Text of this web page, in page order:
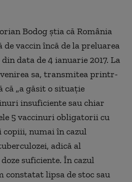
Bodog ştia că România
de vaccin încă de la preluarea
data de 4 ianuarie 2017. La
sa, transmitea printr-
că „a găsit o situație
insuficiente sau chiar
5 vaccinuri obligatorii cu
numai în cazul
adică al
suficiente. În cazul
constatat lipsa de stoc sau